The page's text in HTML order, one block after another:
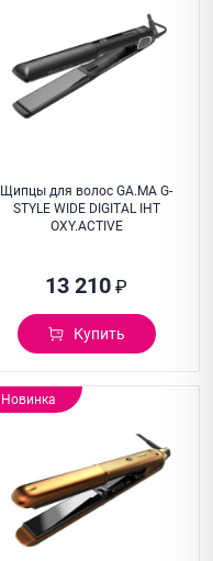
Щипцы для волос GA.MA G-
STYLE WIDE DIGITAL IHT
OXY.ACTIVE
13 210 ₽
Купить
Новинка